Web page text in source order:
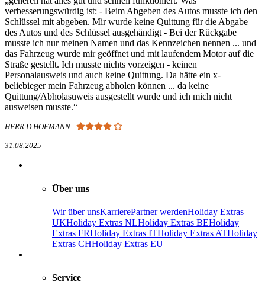
verbesserungswürdig ist: - Beim Abgeben des Autos musste ich den
Schlüssel mit abgeben. Mir wurde keine Quittung für die Abgabe
des Autos und des Schlüssel ausgehändigt - Bei der Rückgabe
musste ich nur meinen Namen und das Kennzeichen nennen ... und
das Fahrzeug wurde mir geöffnet und mit laufendem Motor auf die
Straße gestellt. Ich musste nichts vorzeigen - keinen
Personalausweis und auch keine Quittung. Da hätte ein x-
beliebieger mein Fahrzeug abholen können ... da keine
Quittung/Abholasuweis ausgestellt wurde und ich mich nicht
ausweisen musste.
HERR D HOFMANN -
31.08.2025
Über uns
Wir über unsKarrierePartner werdenHoliday Extras
UKHoliday Extras NLHoliday Extras BEHoliday
Extras FRHoliday Extras ITHoliday Extras ATHoliday
Extras CHHoliday Extras EU
Service